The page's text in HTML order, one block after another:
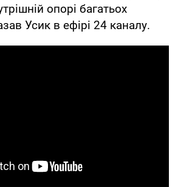
опорі багатьох
Усик в ефірі 24 каналу.